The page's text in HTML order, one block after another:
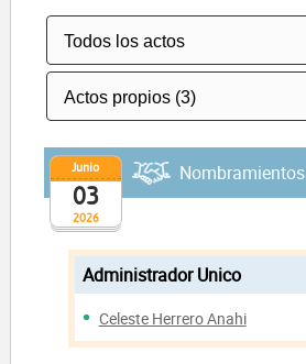
2026
Junio
03
Nombramientos
Administrador Unico
Celeste Herrero Anahi